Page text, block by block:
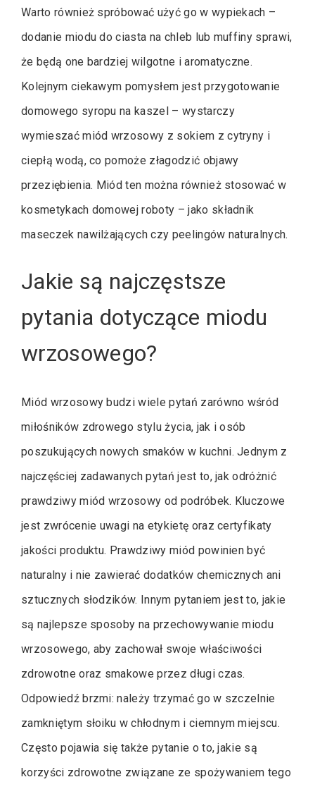
Warto również spróbować użyć go w wypiekach –
dodanie miodu do ciasta na chleb lub muffiny sprawi,
że będą one bardziej wilgotne i aromatyczne.
Kolejnym ciekawym pomysłem jest przygotowanie
domowego syropu na kaszel – wystarczy
wymieszać miód wrzosowy z sokiem z cytryny i
ciepłą wodą, co pomoże złagodzić objawy
przeziębienia. Miód ten można również stosować w
kosmetykach domowej roboty – jako składnik
maseczek nawilżających czy peelingów naturalnych.
Jakie są najczęstsze
pytania dotyczące miodu
wrzosowego?
Miód wrzosowy budzi wiele pytań zarówno wśród
miłośników zdrowego stylu życia, jak i osób
poszukujących nowych smaków w kuchni. Jednym z
najczęściej zadawanych pytań jest to, jak odróżnić
prawdziwy miód wrzosowy od podróbek. Kluczowe
jest zwrócenie uwagi na etykietę oraz certyfikaty
jakości produktu. Prawdziwy miód powinien być
naturalny i nie zawierać dodatków chemicznych ani
sztucznych słodzików. Innym pytaniem jest to, jakie
są najlepsze sposoby na przechowywanie miodu
wrzosowego, aby zachował swoje właściwości
zdrowotne oraz smakowe przez długi czas.
Odpowiedź brzmi: należy trzymać go w szczelnie
zamkniętym słoiku w chłodnym i ciemnym miejscu.
Często pojawia się także pytanie o to, jakie są
korzyści zdrowotne związane ze spożywaniem tego